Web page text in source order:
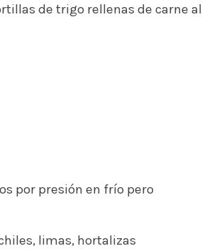
de trigo rellenas de carne al
por presión en frío pero
limas, hortalizas